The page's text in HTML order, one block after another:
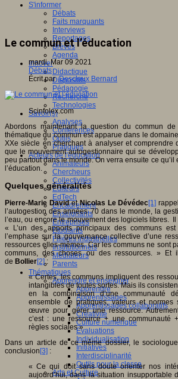
S'informer
Débats
Faits marquants
Interviews
Reportages
Brèves
Agenda
Innover
Didactique
Dispositifs
Pédagogie
Recherche
Technologies
Savoir(s)
Analyses
Conférences
Outils
Pratiques
Acteurs de l'éducation
Animateurs
Chercheurs
Collectivités
Editeurs
EdTech
Encadrement
Enseignants
Entreprises
Etudiants
Filières industrielles
Institutionnels
Médiateurs
Parents
Thématiques
Apprendre et enseigner
Apprendre
Apprentissages
Apprentissages collaboratifs
Créativité
Culture numérique
Evaluations
Individualisation
Initiatives
Interdisciplinarité
Outils pour la classe
Arts et Culture
Le commun et l’éducation
mardi, Mar 09 2021
Débats
Écrit parDesclaux Bernard
Scinfolex.com
Abordons maintenant la question du commun
thématique du commun est apparue dans le
XXe siècle en cherchant à analyser et comprendre
que le mouvement autogestionnaire qui se
peu partout dans le monde. On verra ensuite ce qu’il
l’éducation.
Quelques généralités
Pierre-Marie DavidetNicolas Le Dévédec[1]
l’autogestion des années 70 dans le monde, la
l’eau, ou encore le mouvement des logiciels libres.
« L’un des apports principaux des communs
l’emphase sur la gouvernance collective d’une
ressources elles-mêmes. Car les communs ne sont
communs, des choses ou des ressources. » Et
de Bollier[2]:
« Certes, les communs impliquent des
intangibles de toutes sortes. Mais ils
en la combinaison d’une communauté
ensemble de pratiques, valeurs et normes
œuvre pour gérer une ressource.
c’est : une ressource + une communauté
règles sociales »
Dans un article de ce même dossier, le
conclusion [3] :
« Ce qui doit sans doute orienter nos
aujourd’hui, dans la situation insupportable